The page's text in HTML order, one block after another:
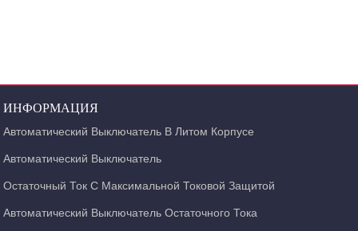
ИНФОРМАЦИЯ
Автоматический Выключатель В Литом Корпусе
Автоматический Выключатель
Остаточный Ток С Максимальной Токовой Защитой
Автоматический Выключатель Остаточного Тока